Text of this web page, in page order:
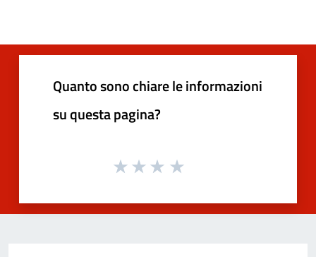
Quanto sono chiare le informazioni
su questa pagina?